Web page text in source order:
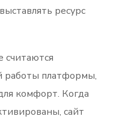
ресурс
работы платформы,
комфорт. Когда
сайт